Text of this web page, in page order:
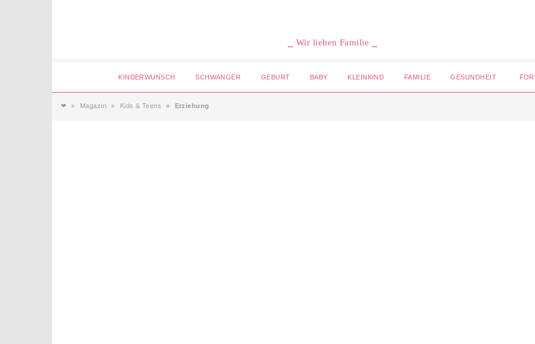
⎯ Wir lieben Familie ⎯
KINDERWUNSCH SCHWANGER GEBURT BABY KLEINKIND FAMILIE GESUNDHEIT
❤ Magazin Kids & Teens Erziehung